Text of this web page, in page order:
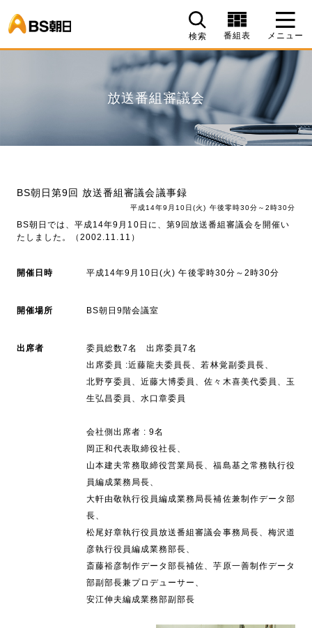
検索 番組表 メニュー
放送番組審議会
BS朝日第9回 放送番組審議会議事録
平成14年9月10日(火) 午後零時30分～2時30分
BS朝日では、平成14年9月10日に、第9回放送番組審議会を開催い
たしました。（2002.11.11）
開催日時 平成14年9月10日(火) 午後零時30分～2時30分
開催場所 BS朝日9階会議室
出席者
委員総数7名 出席委員7名
出席委員 :近藤龍夫委員長、若林覚副委員長、
北野亨委員、近藤大博委員、佐々木喜美代委員、玉
生弘昌委員、水口章委員
会社側出席者 : 9名
岡正和代表取締役社長、
山本建夫常務取締役営業局長、福島基之常務執行役
員編成業務局長、
大軒由敬執行役員編成業務局長補佐兼制作データ部
長、
松尾好章執行役員放送番組審議会事務局長、梅沢道
彦執行役員編成業務部長、
斎藤裕彦制作データ部長補佐、芋原一善制作データ
部副部長兼プロデューサー、
安江伸夫編成業務部副部長